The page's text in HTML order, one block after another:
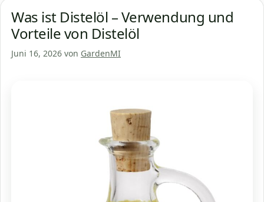
Was ist Distelöl – Verwendung und
Vorteile von Distelöl
Juni 16, 2026 von GardenMI